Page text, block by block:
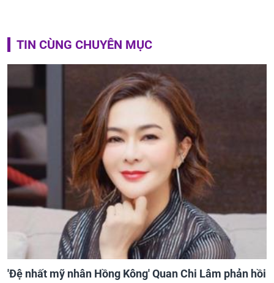
TIN CÙNG CHUYÊN MỤC
'Đệ nhất mỹ nhân Hồng Kông' Quan Chi Lâm phản hồi